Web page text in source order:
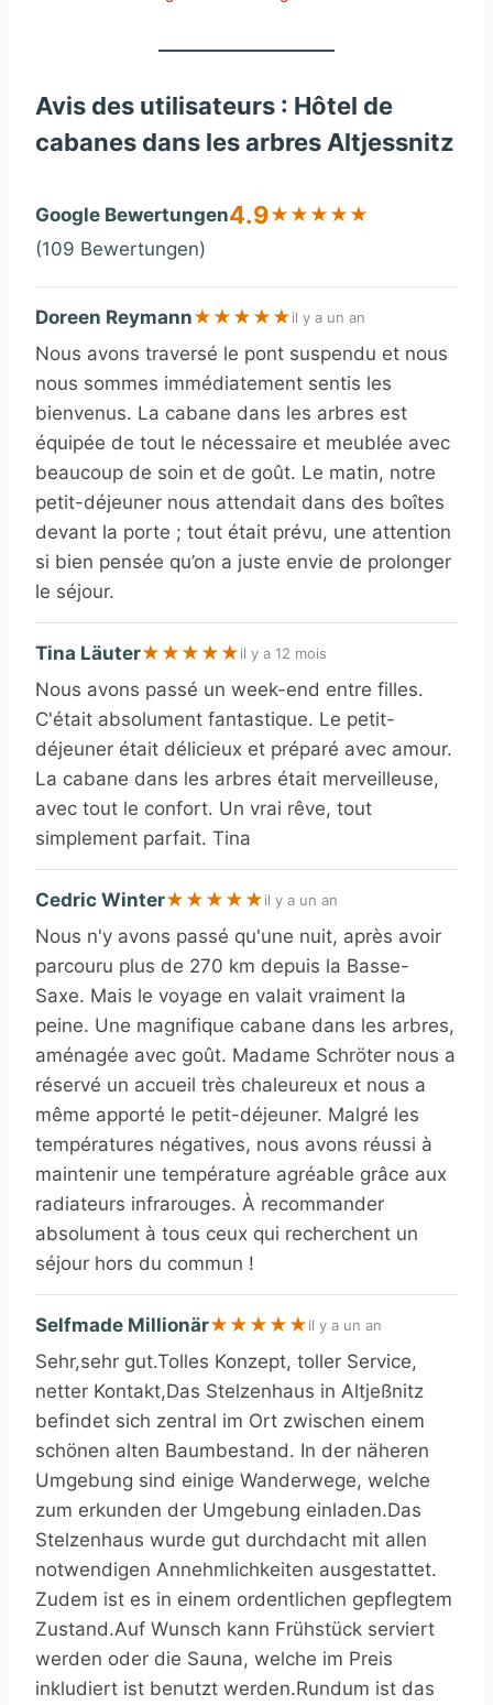
Avis des utilisateurs : Hôtel de
cabanes dans les arbres Altjessnitz
Google Bewertungen4.9★ ★ ★ ★ ★
(109 Bewertungen)
Doreen Reymann★ ★ ★ ★ ★il y a un an
Nous avons traversé le pont suspendu et nous
nous sommes immédiatement sentis les
bienvenus. La cabane dans les arbres est
équipée de tout le nécessaire et meublée avec
beaucoup de soin et de goût. Le matin, notre
petit-déjeuner nous attendait dans des boîtes
devant la porte ; tout était prévu, une attention
si bien pensée qu’on a juste envie de prolonger
le séjour.
Tina Läuter★ ★ ★ ★ ★il y a 12 mois
Nous avons passé un week-end entre filles.
C'était absolument fantastique. Le petit-
déjeuner était délicieux et préparé avec amour.
La cabane dans les arbres était merveilleuse,
avec tout le confort. Un vrai rêve, tout
simplement parfait. Tina
Cedric Winter★ ★ ★ ★ ★il y a un an
Nous n'y avons passé qu'une nuit, après avoir
parcouru plus de 270 km depuis la Basse-
Saxe. Mais le voyage en valait vraiment la
peine. Une magnifique cabane dans les arbres,
aménagée avec goût. Madame Schröter nous a
réservé un accueil très chaleureux et nous a
même apporté le petit-déjeuner. Malgré les
températures négatives, nous avons réussi à
maintenir une température agréable grâce aux
radiateurs infrarouges. À recommander
absolument à tous ceux qui recherchent un
séjour hors du commun !
Selfmade Millionär★ ★ ★ ★ ★il y a un an
Sehr,sehr gut.Tolles Konzept, toller Service,
netter Kontakt,Das Stelzenhaus in Altjeßnitz
befindet sich zentral im Ort zwischen einem
schönen alten Baumbestand. In der näheren
Umgebung sind einige Wanderwege, welche
zum erkunden der Umgebung einladen.Das
Stelzenhaus wurde gut durchdacht mit allen
notwendigen Annehmlichkeiten ausgestattet.
Zudem ist es in einem ordentlichen gepflegtem
Zustand.Auf Wunsch kann Frühstück serviert
werden oder die Sauna, welche im Preis
inkludiert ist benutzt werden.Rundum ist das